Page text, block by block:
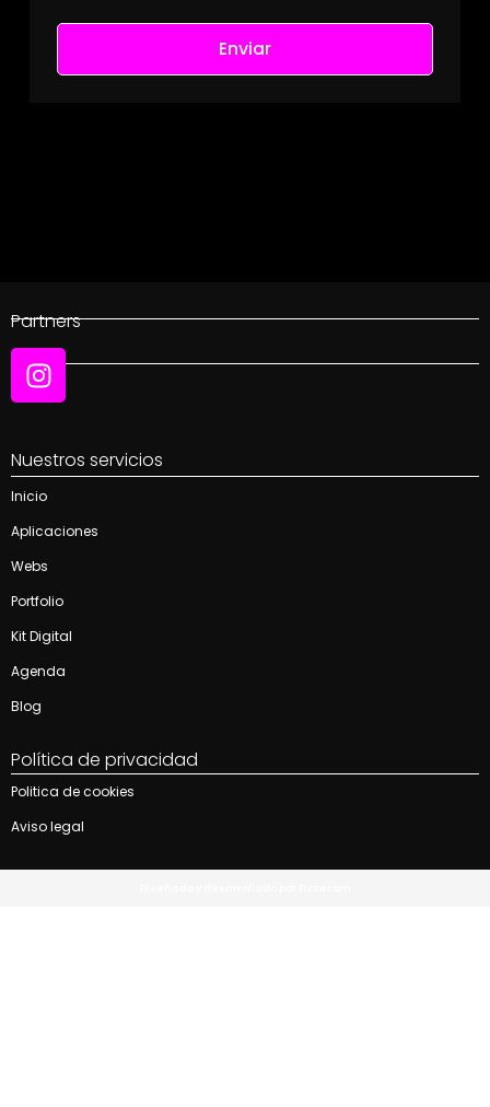
Enviar
Partners
Social
Nuestros servicios
Inicio
Aplicaciones
Webs
Portfolio
Kit Digital
Agenda
Blog
Política de privacidad
Politica de cookies
Aviso legal